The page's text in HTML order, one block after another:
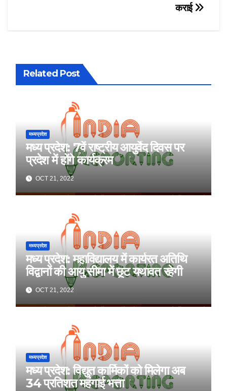
कराई
Related Post
मध्यप्रदेश
मध्य प्रदेश: 7वें राष्ट्रीय आयुर्वेद दिवस पर
प्रदेश में होंगे कार्यक्रम
OCT 21, 2022
मध्यप्रदेश
मध्य प्रदेश: महाविद्यालय में कार्यरत अतिथि
विद्वानों की आयु सीमा में छूट यथावत रहेगी
OCT 21, 2022
मध्यप्रदेश
मध्य प्रदेश: विद्युत कार्मिकों को मिलेगा अब
34 प्रतिशत महंगाई भत्ता